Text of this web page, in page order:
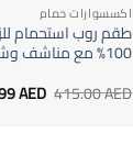
اكسسوارات حمام
100% مع مناشف وشباشب نعومة وفخامة
415.00AED السعر
الأصلي
AED